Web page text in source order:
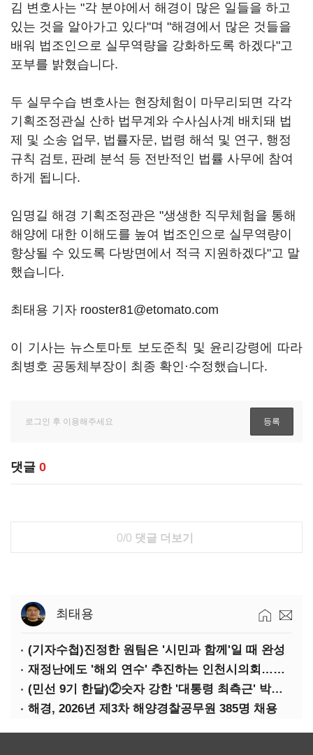
김 변호사는 "각 분야에서 해경이 많은 일들을 하고
있는 것을 알아가고 있다"며 "해경에서 많은 것들을
배워 법조인으로 실무역량을 강화하도록 하겠다"고
포부를 밝혔습니다.
두 실무수습 변호사는 현장체험이 마무리되면 각각
기획조정관실 산하 법무계와 수사심사계 배치돼 법
제 및 소송 업무, 법률자문, 법령 해석 및 연구, 행정
규칙 검토, 판례 분석 등 전반적인 법률 사무에 참여
하게 됩니다.
임명길 해경 기획조정관은 "생생한 직무체험을 통해
해양에 대한 이해도를 높여 법조인으로 실무역량이
향상될 수 있도록 다방면에서 적극 지원하겠다"고 말
했습니다.
최태용 기자 rooster81@etomato.com
이 기사는 뉴스토마토 보도준칙 및 윤리강령에 따라
최병호 공동체부장이 최종 확인·수정했습니다.
댓글 0
0/0 댓글 더보기
최태용
(기자수첩)진정한 원팀은 '시민과 함께'일 때 완성
재정난에도 '해외 연수' 추진하는 인천시의회…경기·부산은 중단
(민선 9기 한달)②숫자 강한 '대통령 최측근' 박찬대…시험대 오른 인천행정
해경, 2026년 제3차 해양경찰공무원 385명 채용